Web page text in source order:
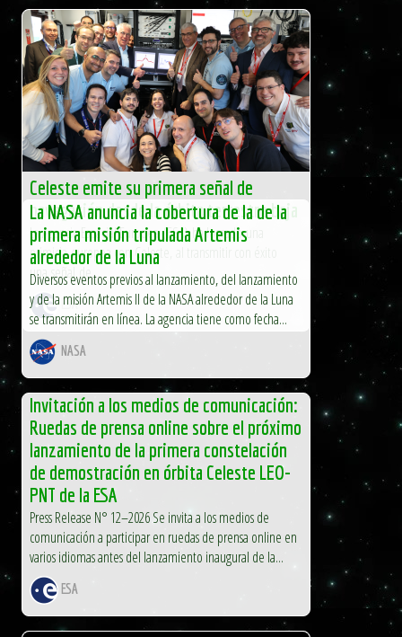
Celeste emite su primera señal de
navegación desde la órbita terrestre baja
La Agencia Espacial Europea (ESA) ha logrado una
primicia europea con Celeste, al transmitir con éxito
una señal de...
ESA
La NASA anuncia la cobertura de la de la
primera misión tripulada Artemis
alrededor de la Luna
Diversos eventos previos al lanzamiento, del lanzamiento
y de la misión Artemis II de la NASA alrededor de la Luna
se transmitirán en línea. La agencia tiene como fecha...
NASA
Invitación a los medios de comunicación:
Ruedas de prensa online sobre el próximo
lanzamiento de la primera constelación
de demostración en órbita Celeste LEO-
PNT de la ESA
Press Release N° 12–2026 Se invita a los medios de
comunicación a participar en ruedas de prensa online en
varios idiomas antes del lanzamiento inaugural de la...
ESA